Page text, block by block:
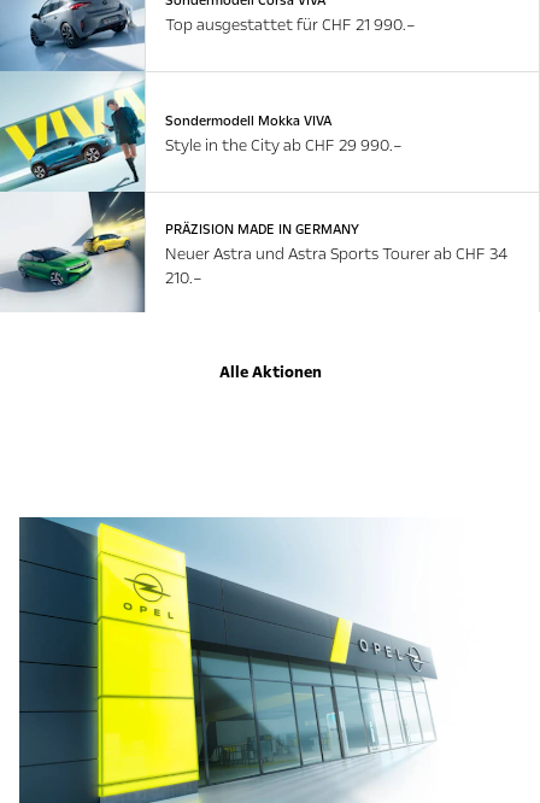
Top ausgestattet für CHF 21 990.–
Sondermodell Mokka VIVA
Style in the City ab CHF 29 990.–
PRÄZISION MADE IN GERMANY
Neuer Astra und Astra Sports Tourer ab CHF 34
210.–
Alle Aktionen